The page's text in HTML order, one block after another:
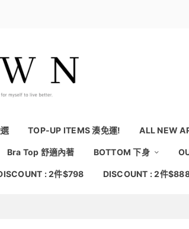
TOP-UP ITEMS 湊免運! ALL NEW
Bra Top 舒適內著 BOTTOM 下身
: 2件$798 DISCOUNT : 2件